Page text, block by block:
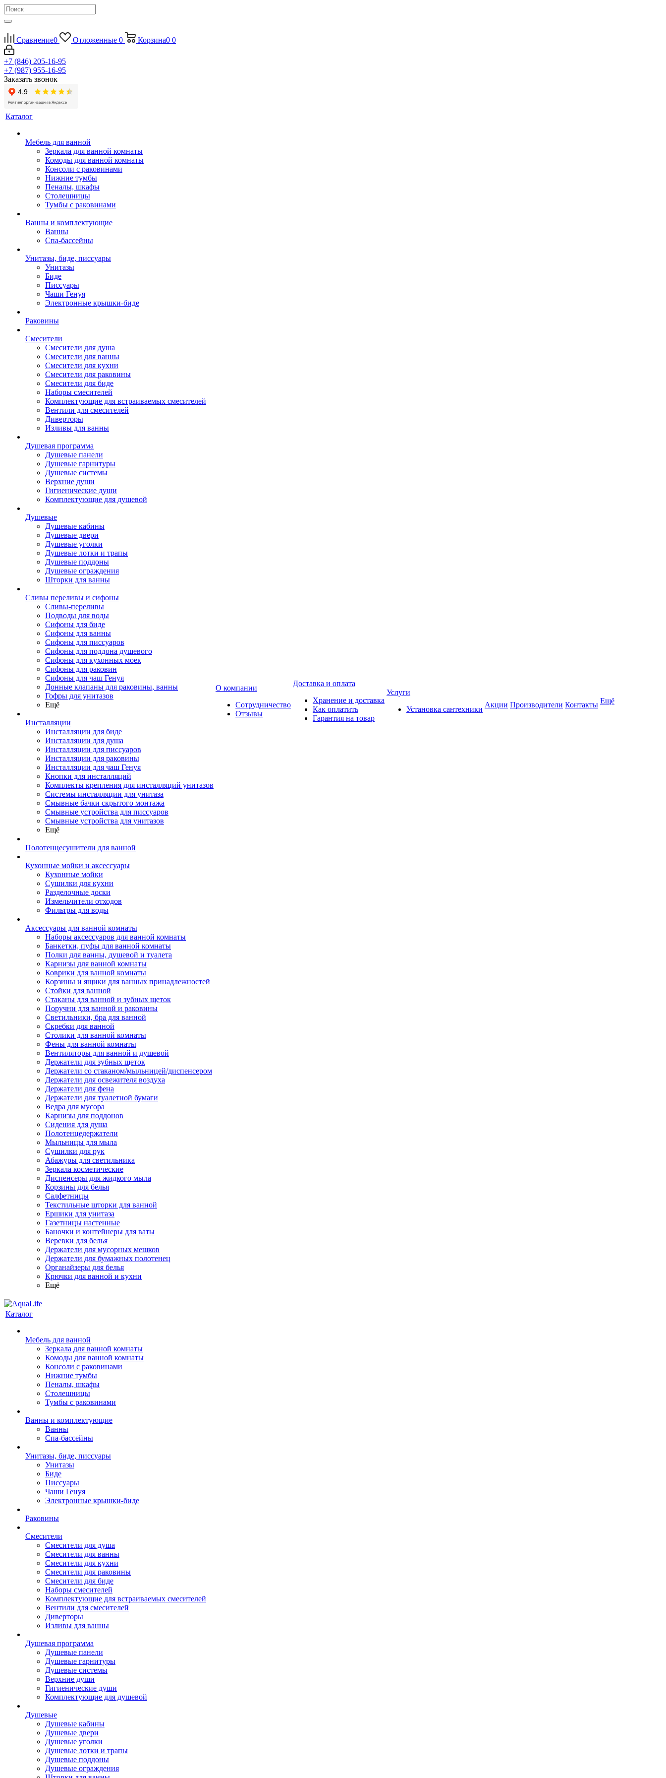
Сравнение0 Отложенные 0 Корзина0 0
+7 (846) 205-16-95
+7 (987) 955-16-95
Заказать звонок
Каталог
Мебель для ванной
Зеркала для ванной комнаты
Комоды для ванной комнаты
Консоли с раковинами
Нижние тумбы
Пеналы, шкафы
Столешницы
Тумбы с раковинами
Ванны и комплектующие
Ванны
Спа-бассейны
Унитазы, биде, писсуары
Унитазы
Биде
Писсуары
Чаши Генуя
Электронные крышки-биде
Раковины
Смесители
Смесители для душа
Смесители для ванны
Смесители для кухни
Смесители для раковины
Смесители для биде
Наборы смесителей
Комплектующие для встраиваемых смесителей
Вентили для смесителей
Диверторы
Изливы для ванны
Душевая программа
Душевые панели
Душевые гарнитуры
Душевые системы
Верхние души
Гигиенические души
Комплектующие для душевой
Душевые
Душевые кабины
Душевые двери
Душевые уголки
Душевые лотки и трапы
Душевые поддоны
Душевые ограждения
Шторки для ванны
Сливы переливы и сифоны
Сливы-переливы
Подводы для воды
Сифоны для биде
Сифоны для ванны
Сифоны для писсуаров
Сифоны для поддона душевого
Сифоны для кухонных моек
Сифоны для раковин
Сифоны для чаш Генуя
Донные клапаны для раковины, ванны
Гофры для унитазов
Ещё
Инсталляции
Инсталляции для биде
Инсталляции для душа
Инсталляции для писсуаров
Инсталляции для раковины
Инсталляции для чаш Генуя
Кнопки для инсталляций
Комплекты крепления для инсталляций унитазов
Системы инсталляции для унитаза
Смывные бачки скрытого монтажа
Смывные устройства для писсуаров
Смывные устройства для унитазов
Ещё
Полотенцесушители для ванной
Кухонные мойки и аксессуары
Кухонные мойки
Сушилки для кухни
Разделочные доски
Измельчители отходов
Фильтры для воды
Аксессуары для ванной комнаты
Наборы аксессуаров для ванной комнаты
Банкетки, пуфы для ванной комнаты
Полки для ванны, душевой и туалета
Карнизы для ванной комнаты
Коврики для ванной комнаты
Корзины и ящики для ванных принадлежностей
Стойки для ванной
Стаканы для ванной и зубных щеток
Поручни для ванной и раковины
Светильники, бра для ванной
Скребки для ванной
Столики для ванной комнаты
Фены для ванной комнаты
Вентиляторы для ванной и душевой
Держатели для зубных щеток
Держатели со стаканом/мыльницей/диспенсером
Держатели для освежителя воздуха
Держатели для фена
Держатели для туалетной бумаги
Ведра для мусора
Карнизы для поддонов
Сидения для душа
Полотенцедержатели
Мыльницы для мыла
Сушилки для рук
Абажуры для светильника
Зеркала косметические
Диспенсеры для жидкого мыла
Корзины для белья
Салфетницы
Текстильные шторки для ванной
Ершики для унитаза
Газетницы настенные
Баночки и контейнеры для ваты
Веревки для белья
Держатели для мусорных мешков
Держатели для бумажных полотенец
Органайзеры для белья
Крючки для ванной и кухни
Ещё
О компании
Сотрудничество
Отзывы
Доставка и оплата
Хранение и доставка
Как оплатить
Гарантия на товар
Услуги
Установка сантехники
Акции Производители Контакты Ещё
Каталог
Мебель для ванной
Зеркала для ванной комнаты
Комоды для ванной комнаты
Консоли с раковинами
Нижние тумбы
Пеналы, шкафы
Столешницы
Тумбы с раковинами
Ванны и комплектующие
Ванны
Спа-бассейны
Унитазы, биде, писсуары
Унитазы
Биде
Писсуары
Чаши Генуя
Электронные крышки-биде
Раковины
Смесители
Смесители для душа
Смесители для ванны
Смесители для кухни
Смесители для раковины
Смесители для биде
Наборы смесителей
Комплектующие для встраиваемых смесителей
Вентили для смесителей
Диверторы
Изливы для ванны
Душевая программа
Душевые панели
Душевые гарнитуры
Душевые системы
Верхние души
Гигиенические души
Комплектующие для душевой
Душевые
Душевые кабины
Душевые двери
Душевые уголки
Душевые лотки и трапы
Душевые поддоны
Душевые ограждения